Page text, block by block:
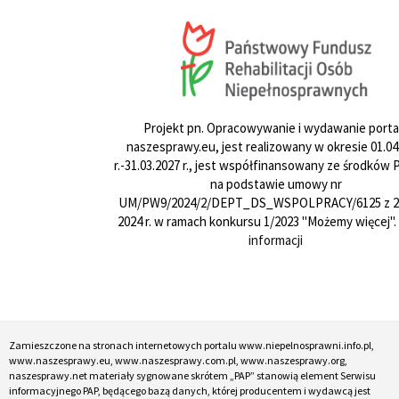
Projekt pn. Opracowywanie i wydawanie
naszesprawy.eu, jest realizowany w okresie
r.-31.03.2027 r., jest współfinansowany ze środków
na podstawie umowy nr
UM/PW9/2024/2/DEPT_DS_WSPOLPRACY/6125 z
2024 r. w ramach konkursu 1/2023 "Możemy więcej".
informacji
Zamieszczone na stronach internetowych portalu www.niepelnosprawni.info.pl,
www.naszesprawy.eu, www.naszesprawy.com.pl, www.naszesprawy.org,
naszesprawy.net materiały sygnowane skrótem „PAP” stanowią element Serwisu
informacyjnego PAP, będącego bazą danych, której producentem i wydawcą jest